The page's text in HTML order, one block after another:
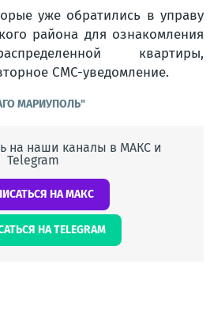
уже обратились в управу
района для ознакомления
квартиры,
СМС-уведомление.
МАРИУПОЛЬ"
на наши каналы в МАКС и
Telegram
НА МАКС
НА TELEGRAM